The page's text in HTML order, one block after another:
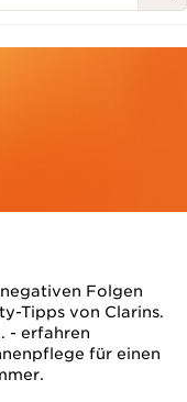
Folgen
Tipps von Clarins.
- erfahren
für einen